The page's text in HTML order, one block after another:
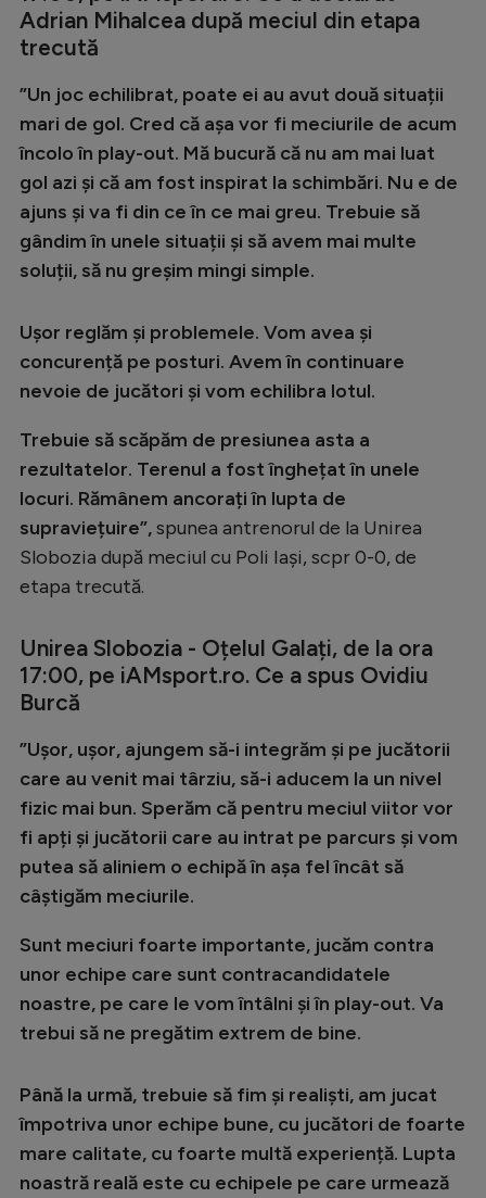
Adrian Mihalcea după meciul din etapa
trecută
”Un joc echilibrat, poate ei au avut două situații
mari de gol. Cred că așa vor fi meciurile de acum
încolo în play-out. Mă bucură că nu am mai luat
gol azi și că am fost inspirat la schimbări. Nu e de
ajuns și va fi din ce în ce mai greu. Trebuie să
gândim în unele situații și să avem mai multe
soluții, să nu greșim mingi simple.
Ușor reglăm și problemele. Vom avea și
concurență pe posturi. Avem în continuare
nevoie de jucători și vom echilibra lotul.
Trebuie să scăpăm de presiunea asta a
rezultatelor. Terenul a fost înghețat în unele
locuri. Rămânem ancorați în lupta de
supraviețuire”,spunea antrenorul de la Unirea
Slobozia după meciul cu Poli Iași, scpr 0-0, de
etapa trecută.
Unirea Slobozia - Oțelul Galați, de la ora
17:00, pe iAMsport.ro. Ce a spus Ovidiu
Burcă
”Ușor, ușor, ajungem să-i integrăm și pe jucătorii
care au venit mai târziu, să-i aducem la un nivel
fizic mai bun. Sperăm că pentru meciul viitor vor
fi apți și jucătorii care au intrat pe parcurs și vom
putea să aliniem o echipă în așa fel încât să
câștigăm meciurile.
Sunt meciuri foarte importante, jucăm contra
unor echipe care sunt contracandidatele
noastre, pe care le vom întâlni și în play-out. Va
trebui să ne pregătim extrem de bine.
Până la urmă, trebuie să fim și realiști, am jucat
împotriva unor echipe bune, cu jucători de foarte
mare calitate, cu foarte multă experiență. Lupta
noastră reală este cu echipele pe care urmează